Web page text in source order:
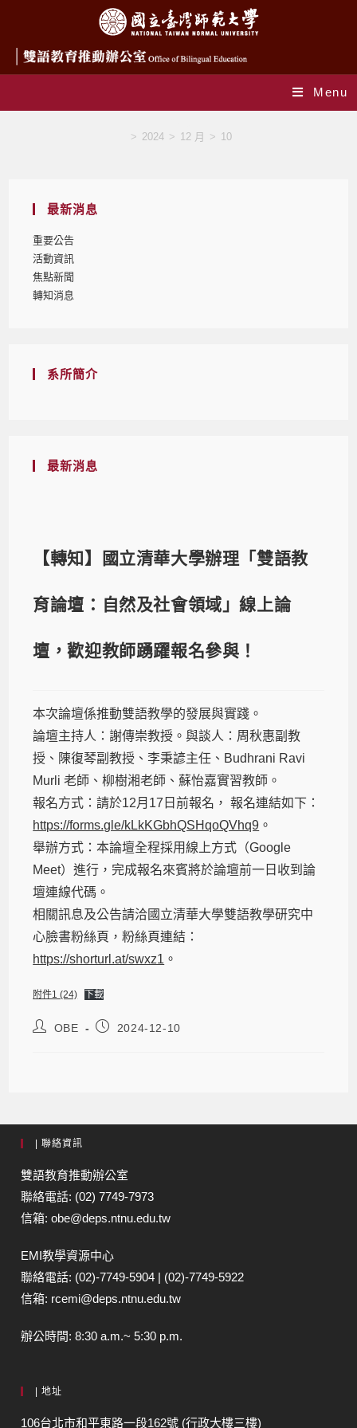
Menu
> 2024 > 12 月 > 10
最新消息
重要公告
活動資訊
焦點新聞
轉知消息
系所簡介
最新消息
【轉知】國立清華大學辦理「雙語教
育論壇：自然及社會領域」線上論
壇，歡迎教師踴躍報名參與！
本次論壇係推動雙語教學的發展與實踐。
論壇主持人：謝傳崇教授。與談人：周秋惠副教
授、陳復琴副教授、李秉諺主任、Budhrani Ravi
Murli 老師、柳樹湘老師、蘇怡嘉實習教師。
報名方式：請於12月17日前報名， 報名連結如下：
https://forms.gle/kLkKGbhQSHqoQVhq9 。
舉辦方式：本論壇全程採用線上方式（Google
Meet）進行，完成報名來賓將於論壇前一日收到論
壇連線代碼。
相關訊息及公告請洽國立清華大學雙語教學研究中
心臉書粉絲頁，粉絲頁連結：
https://shorturl.at/swxz1 。
附件1 (24) 下載
OBE 2024-12-10
| 聯絡資訊
雙語教育推動辦公室
聯絡電話: (02) 7749-7973
信箱: obe@deps.ntnu.edu.tw
EMI教學資源中心
聯絡電話: (02)-7749-5904 | (02)-7749-5922
信箱: rcemi@deps.ntnu.edu.tw
辦公時間: 8:30 a.m.~ 5:30 p.m.
| 地址
106台北市和平東路一段162號 (行政大樓三樓)